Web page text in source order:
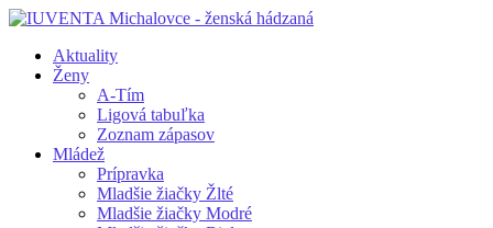
Aktuality
Ženy
A-Tím
Ligová tabuľka
Zoznam zápasov
Mládež
Prípravka
Mladšie žiačky Žlté
Mladšie žiačky Modré